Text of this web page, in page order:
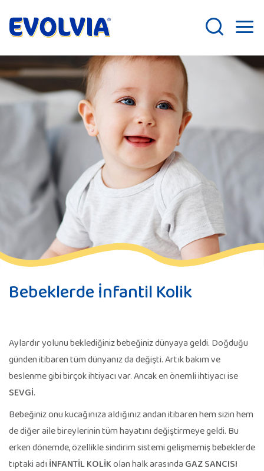
Bebeklerde İnfantil Kolik
Aylardır yolunu beklediğiniz bebeğiniz dünyaya geldi. Doğduğu
günden itibaren tüm dünyanız da değişti. Artık bakım ve
beslenme gibi birçok ihtiyacı var. Ancak en önemli ihtiyacı ise
SEVGİ.
Bebeğiniz onu kucağınıza aldığınız andan itibaren hem sizin hem
de diğer aile bireylerinin tüm hayatını değiştirmeye geldi. Bu
erken dönemde, özellikle sindirim sistemi gelişmemiş bebeklerde
tıptaki adı İNFANTİL KOLİKolan halk arasında GAZ SANCISI